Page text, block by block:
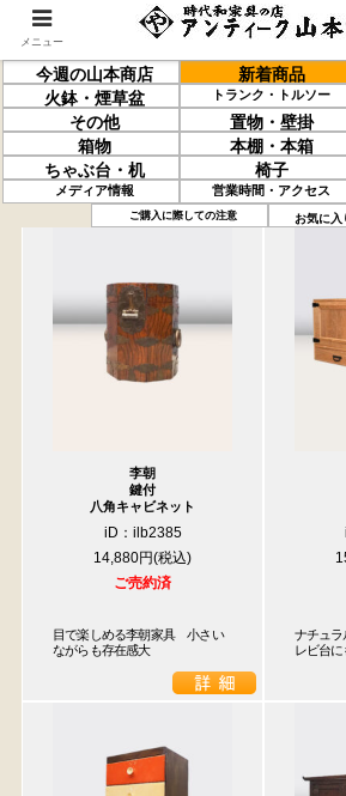
今週の山本商店 新着商品
火鉢・煙草盆 トランク・トルソー
その他 置物・壁掛
箱物
本棚・本箱
ちゃぶ台・机
椅子
メディア情報 営業時間・アクセス
ご購入に際しての注意 お気に入
過去の取り扱い商品(4月10日分) 売約
李朝
鍵付
八角キャビネット
iD：ilb2385
14,880円
ご売約済
目で楽しめる李朝家具　小さい
ながらも存在感大
ナチュラ
レビ台
メニュー